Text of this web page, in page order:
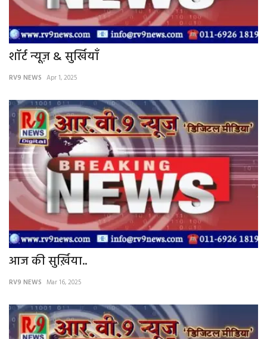
शॉर्ट न्यूज़ & सुर्खियाँ
RV9 NEWS Apr 1, 2025
आज की सुर्ख़िया..
RV9 NEWS Mar 16, 2025